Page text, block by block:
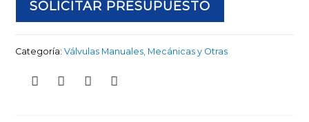
SOLICITAR PRESUPUESTO
Categoría: Válvulas Manuales, Mecánicas y Otras